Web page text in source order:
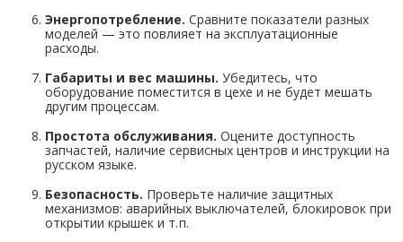
Энергопотребление. Сравните показатели разных
моделей — это повлияет на эксплуатационные
расходы.
Габариты и вес машины. Убедитесь, что
оборудование поместится в цехе и не будет мешать
другим процессам.
Простота обслуживания. Оцените доступность
запчастей, наличие сервисных центров и инструкции на
русском языке.
Безопасность. Проверьте наличие защитных
механизмов: аварийных выключателей, блокировок при
открытии крышек и т. п.